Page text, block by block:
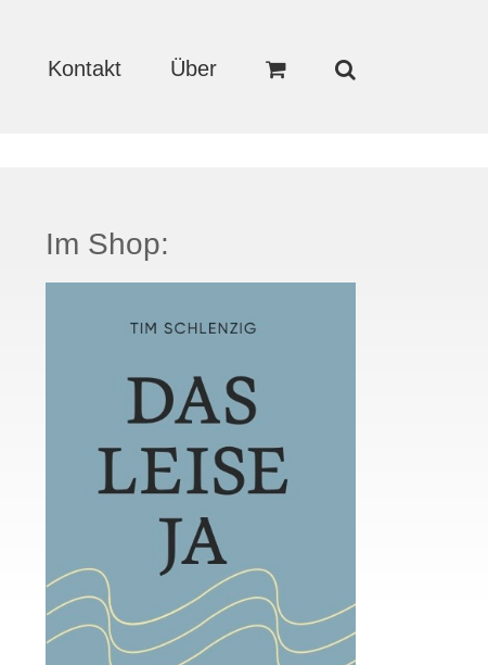
Kontakt Über
Im Shop: